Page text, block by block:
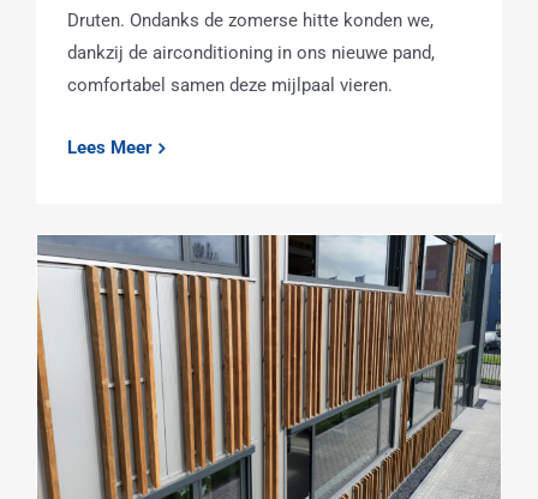
Druten. Ondanks de zomerse hitte konden we,
dankzij de airconditioning in ons nieuwe pand,
comfortabel samen deze mijlpaal vieren.
Lees Meer